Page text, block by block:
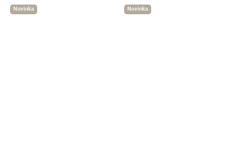
Novinka Novinka